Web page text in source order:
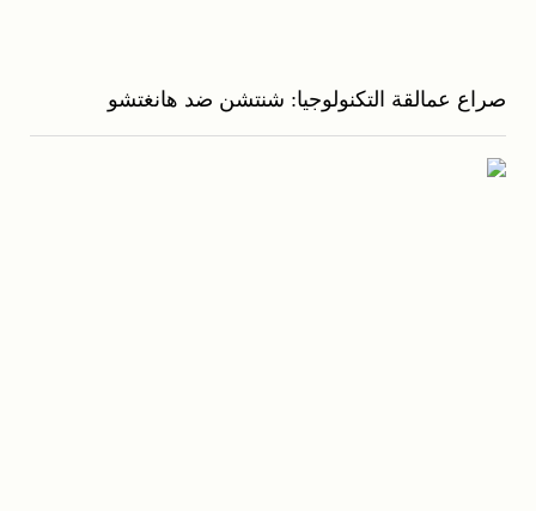
صراع عمالقة التكنولوجيا: شنتشن ضد هانغتشو